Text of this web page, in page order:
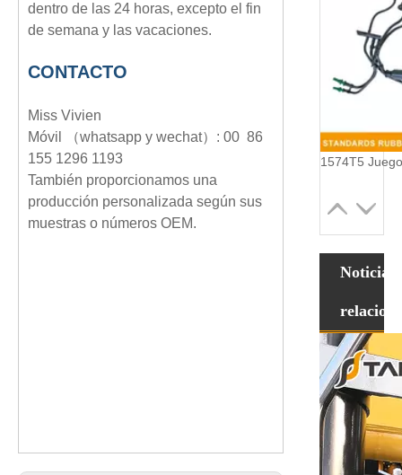
dentro de las 24 horas, excepto el fin
de semana y las vacaciones.
CONTACTO
Miss Vivien
Móvil （whatsapp y wechat）: 00 86
155 1296 1193
También proporcionamos una
producción personalizada según sus
muestras o números OEM.
Noticias